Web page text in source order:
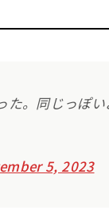
た。同じっぽ
5, 2023